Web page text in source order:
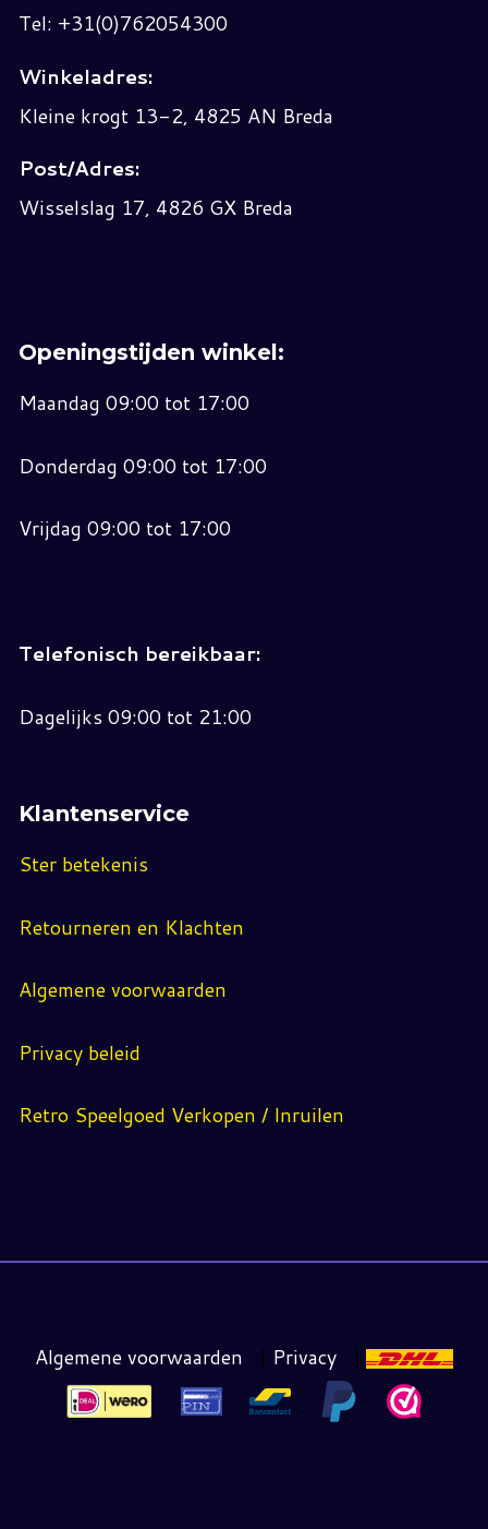
Tel: +31(0)762054300
Winkeladres:
Kleine krogt 13-2, 4825 AN Breda
Post/Adres:
Wisselslag 17, 4826 GX Breda
Openingstijden winkel:
Maandag 09:00 tot 17:00
Donderdag 09:00 tot 17:00
Vrijdag 09:00 tot 17:00
Telefonisch bereikbaar:
Dagelijks 09:00 tot 21:00
Klantenservice
Ster betekenis
Retourneren en Klachten
Algemene voorwaarden
Privacy beleid
Retro Speelgoed Verkopen / Inruilen
Algemene voorwaarden | Privacy |